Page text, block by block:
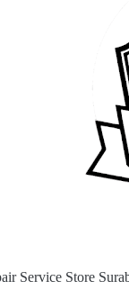
Service Store